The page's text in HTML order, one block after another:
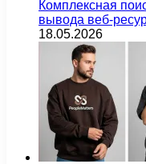
Комплексная
вывода веб-
18.05.2026